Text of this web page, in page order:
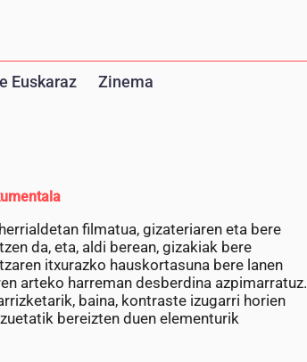
Euskaraz Zinema
filmatua, gizateriaren eta bere
da, eta, aldi berean, gizakiak bere
itxurazko hauskortasuna bere lanen
arteko harreman desberdina azpimarratuz.
baina, kontraste izugarri horien
bereizten duen elementurik